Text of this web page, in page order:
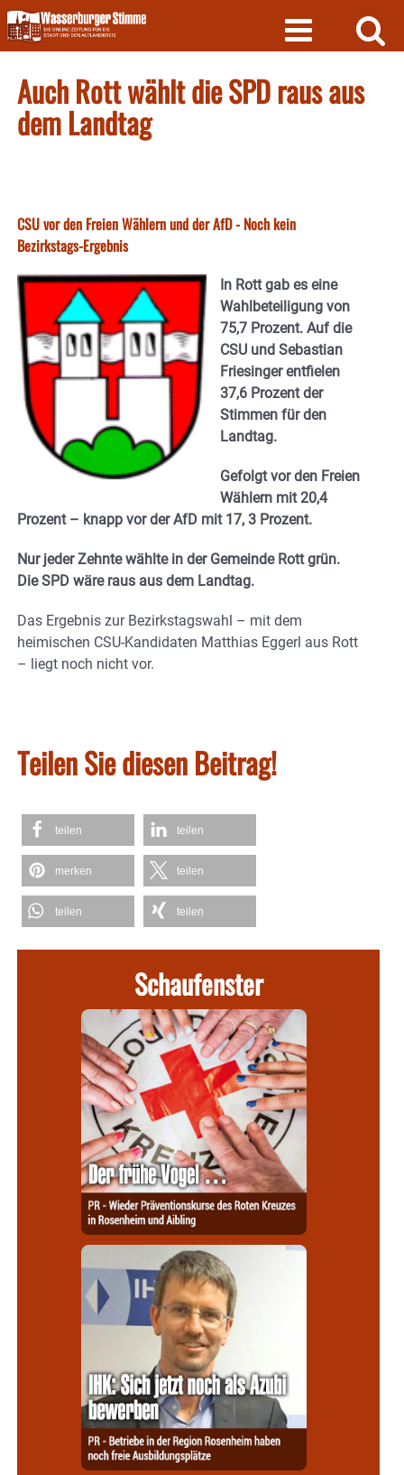
Skip
to
content
Auch Rott wählt die SPD raus aus
dem Landtag
CSU vor den Freien Wählern und der AfD - Noch kein
Bezirkstags-Ergebnis
In Rott gab es eine
Wahlbeteiligung von
75,7 Prozent. Auf die
CSU und Sebastian
Friesinger entfielen
37,6 Prozent der
Stimmen für den
Landtag.
Gefolgt vor den Freien
Wählern mit 20,4
Prozent – knapp vor der AfD mit 17, 3 Prozent.
Nur jeder Zehnte wählte in der Gemeinde Rott grün.
Die SPD wäre raus aus dem Landtag.
Das Ergebnis zur Bezirkstagswahl – mit dem
heimischen CSU-Kandidaten Matthias Eggerl aus Rott
– liegt noch nicht vor.
Teilen Sie diesen Beitrag!
teilen teilen
merken teilen
teilen teilen
Schaufenster